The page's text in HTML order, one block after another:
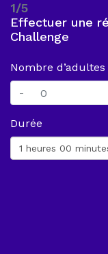
1/5
Effectuer une
Challenge
Nombre d’adultes
-
Durée
1 heures 00